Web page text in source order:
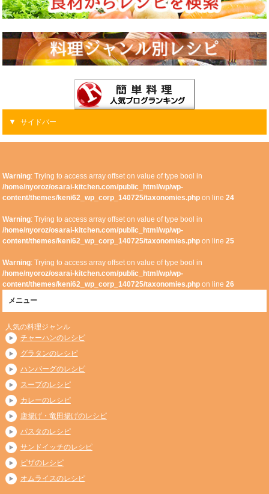
サイドバー
Warning: Trying to access array offset on value of type bool in
/home/nyoroz/osarai-kitchen.com/public_html/wp/wp-
content/themes/keni62_wp_corp_140725/taxonomies.php on line24
Warning: Trying to access array offset on value of type bool in
/home/nyoroz/osarai-kitchen.com/public_html/wp/wp-
content/themes/keni62_wp_corp_140725/taxonomies.php on line25
Warning: Trying to access array offset on value of type bool in
/home/nyoroz/osarai-kitchen.com/public_html/wp/wp-
content/themes/keni62_wp_corp_140725/taxonomies.php on line26
メニュー
人気の料理ジャンル
チャーハンのレシピ
グラタンのレシピ
ハンバーグのレシピ
スープのレシピ
カレーのレシピ
唐揚げ・竜田揚げのレシピ
パスタのレシピ
サンドイッチのレシピ
ピザのレシピ
オムライスのレシピ